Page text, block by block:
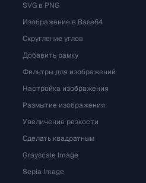
SVG в PNG
Изображение в Base64
Скругление углов
Добавить рамку
Фильтры для изображений
Настройка изображения
Размытие изображения
Увеличение резкости
Сделать квадратным
Grayscale Image
Sepia Image